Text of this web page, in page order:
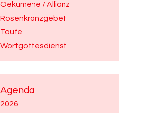
Oekumene / Allianz
Rosenkranzgebet
Taufe
Wortgottesdienst
Agenda
2026